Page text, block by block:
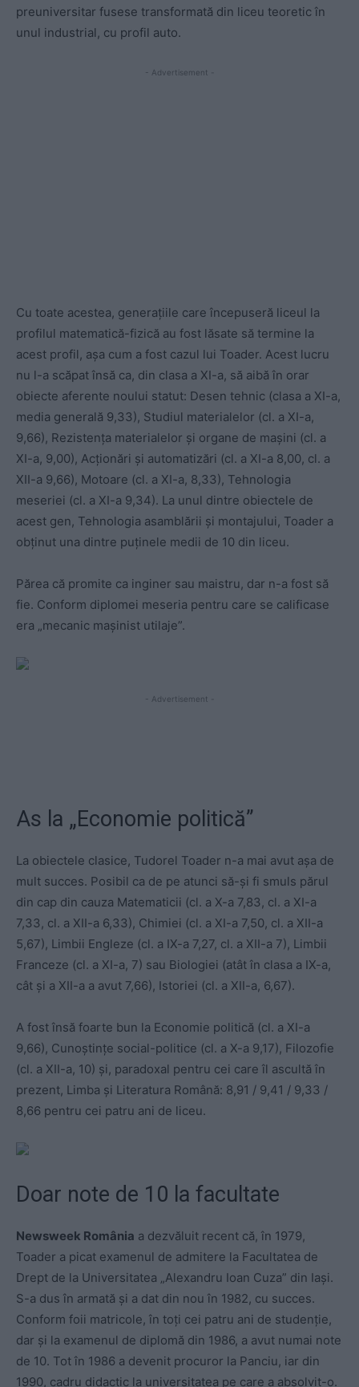
preuniversitar fusese transformată din liceu teoretic în
unul industrial, cu profil auto.
- Advertisement -
Cu toate acestea, generațiile care începuseră liceul la
profilul matematică-fizică au fost lăsate să termine la
acest profil, așa cum a fost cazul lui Toader. Acest lucru
nu l-a scăpat însă ca, din clasa a XI-a, să aibă în orar
obiecte aferente noului statut: Desen tehnic (clasa a XI-a,
media generală 9,33), Studiul materialelor (cl. a XI-a,
9,66), Rezistența materialelor și organe de mașini (cl. a
XI-a, 9,00), Acționări și automatizări (cl. a XI-a 8,00, cl. a
XII-a 9,66), Motoare (cl. a XI-a, 8,33), Tehnologia
meseriei (cl. a XI-a 9,34). La unul dintre obiectele de
acest gen, Tehnologia asamblării și montajului, Toader a
obținut una dintre puținele medii de 10 din liceu.
Părea că promite ca inginer sau maistru, dar n-a fost să
fie. Conform diplomei meseria pentru care se calificase
era „mecanic mașinist utilaje”.
- Advertisement -
As la „Economie politică”
La obiectele clasice, Tudorel Toader n-a mai avut așa de
mult succes. Posibil ca de pe atunci să-și fi smuls părul
din cap din cauza Matematicii (cl. a X-a 7,83, cl. a XI-a
7,33, cl. a XII-a 6,33), Chimiei (cl. a XI-a 7,50, cl. a XII-a
5,67), Limbii Engleze (cl. a IX-a 7,27, cl. a XII-a 7), Limbii
Franceze (cl. a XI-a, 7) sau Biologiei (atât în clasa a IX-a,
cât și a XII-a a avut 7,66), Istoriei (cl. a XII-a, 6,67).
A fost însă foarte bun la Economie politică (cl. a XI-a
9,66), Cunoștințe social-politice (cl. a X-a 9,17), Filozofie
(cl. a XII-a, 10) și, paradoxal pentru cei care îl ascultă în
prezent, Limba și Literatura Română: 8,91 / 9,41 / 9,33 /
8,66 pentru cei patru ani de liceu.
Doar note de 10 la facultate
Newsweek România a dezvăluit recent că, în 1979,
Toader a picat examenul de admitere la Facultatea de
Drept de la Universitatea „Alexandru Ioan Cuza” din Iași.
S-a dus în armată și a dat din nou în 1982, cu succes.
Conform foii matricole, în toți cei patru ani de studenție,
dar și la examenul de diplomă din 1986, a avut numai note
de 10. Tot în 1986 a devenit procuror la Panciu, iar din
1990, cadru didactic la universitatea pe care a absolvit-o.